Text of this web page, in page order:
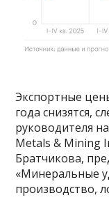
Экспортные
года снизятся,
руководителя
Metals & Mining
Братчикова,
«Минеральные
производство,